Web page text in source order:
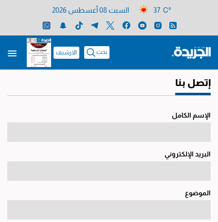
37 C° السبت 08 أغسطس 2026
بحث الارشيف
إتصل بنا
الإسم الكامل
البريد الإلكتروني
الموضوع